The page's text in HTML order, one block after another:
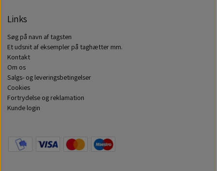
Links
Søg på navn af tagsten
Et udsnit af eksempler på taghætter mm.
Kontakt
Om os
Salgs- og leveringsbetingelser
Cookies
Fortrydelse og reklamation
Kunde login